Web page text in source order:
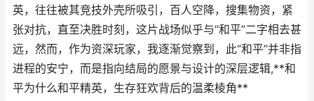
英，往往被其竞技外壳所吸引，百人空降，搜集物资，紧
张对抗，直至决胜时刻，这片战场似乎与“和平”二字相去甚
远，然而，作为资深玩家，我逐渐觉察到，此“和平”并非指
进程的安宁，而是指向结局的愿景与设计的深层逻辑,**和
平为什么和平精英，生存狂欢背后的温柔棱角**